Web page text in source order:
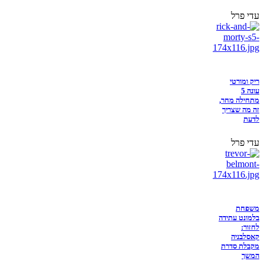
עדי פרל
ריק ומורטי
עונה 5
מתחילה מחר,
זה מה שצריך
לדעת
עדי פרל
משפחת
בלמונט עתידה
לחזור:
קאסלבניה
מקבלת סדרת
המשך